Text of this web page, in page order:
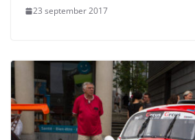
23 september 2017